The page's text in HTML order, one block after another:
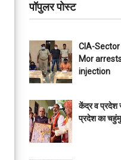
पॉपुलर पोस्ट
CIA-
Mor
injection
केंद्र व प्रदेश
प्रदेश का